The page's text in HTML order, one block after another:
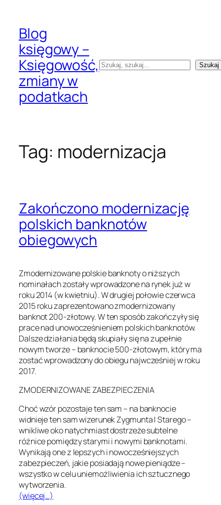
treściBlog
księgowy –
Księgowość,
zmiany w
podatkach
Szukaj Szukaj
Tag: modernizacja
Zakończono modernizację
polskich banknotów
obiegowych
Zmodernizowane polskie banknoty o niższych
nominałach zostały wprowadzone na rynek już w
roku 2014 (w kwietniu). W drugiej połowie czerwca
2015 roku zaprezentowano zmodernizowany
banknot 200-złotowy. W ten sposób zakończyły się
prace nad unowocześnieniem polskich banknotów.
Dalsze działania będą skupiały się na zupełnie
nowym tworze – banknocie 500-złotowym, który ma
zostać wprowadzony do obiegu najwcześniej w roku
2017.
ZMODERNIZOWANE ZABEZPIECZENIA
Choć wzór pozostaje ten sam – na banknocie
widnieje ten sam wizerunek Zygmunta I Starego –
wnikliwe oko natychmiast dostrzeże subtelne
różnice pomiędzy starymi i nowymi banknotami.
Wynikają one z lepszych i nowocześniejszych
zabezpieczeń, jakie posiadają nowe pieniądze –
wszystko w celu uniemożliwienia ich sztucznego
wytworzenia.
(więcej…)